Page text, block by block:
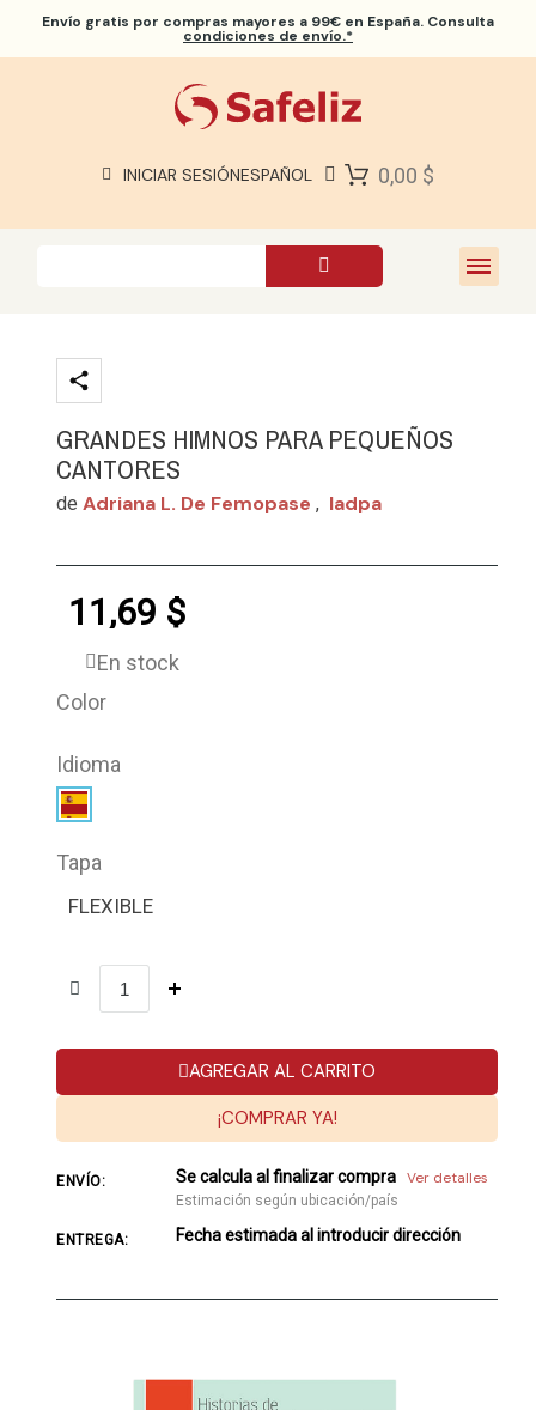
Envío gratis por compras mayores a 99€ en España. Consulta
condiciones de envío.*
INICIAR SESIÓNESPAÑOL 0,00 $
GRANDES HIMNOS PARA PEQUEÑOS
CANTORES
deAdriana L. De Femopase , Iadpa
11,69 $
En stock
Color
Idioma
Tapa
FLEXIBLE
AGREGAR AL CARRITO
¡COMPRAR YA!
ENVÍO: Se calcula al finalizar compra Ver detalles
Estimación según ubicación/país
ENTREGA: Fecha estimada al introducir dirección